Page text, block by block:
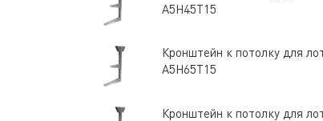
А5Н45Т15
Кронштейн к потолку для
А5Н65Т15
Кронштейн к потолку для